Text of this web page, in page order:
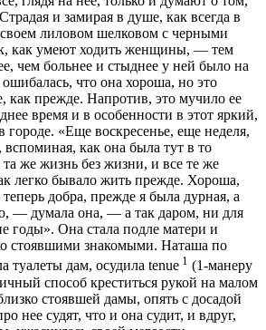
и замирая в душе, как всегда в
лиловом шелковом с черными
как умеют ходить женщины, — тем
чем больнее и стыднее у ней было на
что она хороша, но это
как прежде. Напротив, это мучило ее
время и в особенности в этот яркий,
городе. «Еще воскресенье, еще неделя,
как она была тут в то
же жизнь без жизни, и все те же
легко бывало жить прежде. Хороша,
добра, прежде я была дурная, а
— думала она, — а так даром, ни для
годы». Она стала подле матери и
стоявшими знакомыми. Наташа по
туалеты дам, осудила tenue 1 (1-манеру
способ креститься рукой на малом
стоявшей дамы, опять с досадой
нее судят, что и она судит, и вдруг,